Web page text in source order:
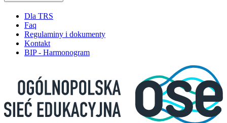
Dla TRS
Faq
Regulaminy i dokumenty
Kontakt
BIP - Harmonogram